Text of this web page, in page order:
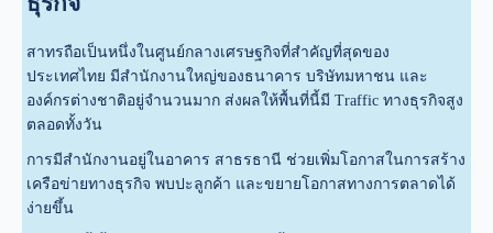
สาทรถือเป็นหนึ่งในศูนย์กลางเศรษฐกิจที่สำคัญที่สุดของ
ประเทศไทย มีสำนักงานใหญ่ของธนาคาร บริษัทมหาชน และ
องค์กรต่างชาติอยู่จำนวนมาก ส่งผลให้พื้นที่นี้มี Traffic ทางธุรกิจสูง
ตลอดทั้งวัน
การมีสำนักงานอยู่ในอาคาร สาธรธานี ช่วยเพิ่มโอกาสในการสร้าง
เครือข่ายทางธุรกิจ พบปะลูกค้า และขยายโอกาสทางการตลาดได้
ง่ายขึ้น